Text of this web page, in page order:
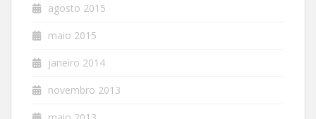
agosto 2015
maio 2015
janeiro 2014
novembro 2013